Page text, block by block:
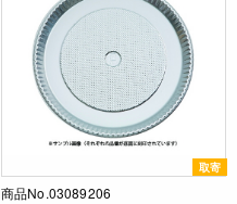
取寄
商品No.03089206